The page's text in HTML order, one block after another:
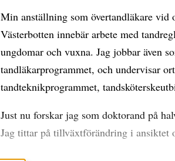
Min anställning som övertandläkare
Västerbotten innebär arbete med
ungdomar och vuxna. Jag jobbar även
tandläkarprogrammet, och undervisar
tandteknikprogrammet,
Just nu forskar jag som doktorand på
Jag tittar på tillväxtförändring i ansiktet